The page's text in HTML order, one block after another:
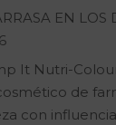
EN LOS
It Nutri-
de
con